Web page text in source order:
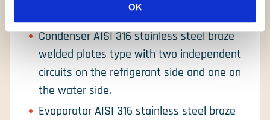
OK
Condenser AISI 316 stainless steel braze
welded plates type with two independent
circuits on the refrigerant side and one on
the water side.
Evaporator AISI 316 stainless steel braze